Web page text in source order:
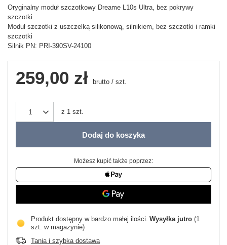
Oryginalny moduł szczotkowy Dreame L10s Ultra, bez pokrywy
szczotki
Moduł szczotki z uszczelką silikonową, silnikiem, bez szczotki i ramki
szczotki
Silnik PN: PRI-390SV-24100
259,00 zł brutto / szt.
z 1 szt.
Dodaj do koszyka
Możesz kupić także poprzez:
Produkt dostępny w bardzo małej ilości Wysyłka jutro (1
szt. w magazynie)
Tania i szybka dostawa